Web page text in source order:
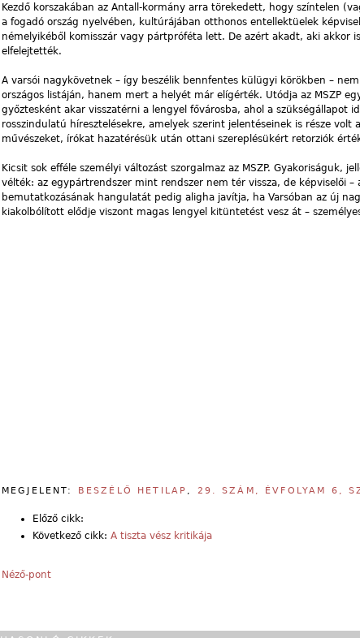
Kezdő korszakában az Antall-kormány arra törekedett, hogy színtelen
a fogadó ország nyelvében, kultúrájában otthonos entellektüelek
némelyikéből komisszár vagy pártpróféta lett. De azért akadt, aki akkor
elfelejtették.
A varsói nagykövetnek – így beszélik bennfentes külügyi körökben –
országos listáján, hanem mert a helyét már elígérték. Utódja az MSZP
győztesként akar visszatérni a lengyel fővárosba, ahol a szükségállapot
rosszindulatú híresztelésekre, amelyek szerint jelentéseinek is része
művészeket, írókat hazatérésük után ottani szereplésükért retorziók
Kicsit sok efféle személyi változást szorgalmaz az MSZP. Gyakoriságuk,
vélték: az egypártrendszer mint rendszer nem tér vissza, de képviselői
bemutatkozásának hangulatát pedig aligha javítja, ha Varsóban az új
kiakolbólított elődje viszont magas lengyel kitüntetést vesz át –
MEGJELENT: BESZÉLŐ HETILAP 29. SZÁM, ÉVFOLYAM 6,
Előző cikk:
Következő cikk: A tiszta vész kritikája
Néző-pont